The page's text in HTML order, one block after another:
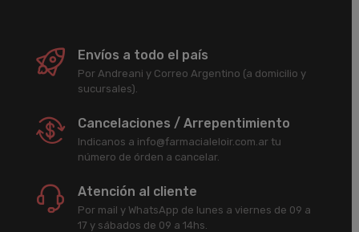
Envíos a todo el país
Por Andreani y Correo Argentino (a domicilio y
sucursales).
Cancelaciones / Arrepentimiento
Indicanos a info@farmacialeloir.com.ar tu
número de órden a cancelar.
Atención al cliente
Por mail y WhatsApp de lunes a viernes de 09 a
17 y sábados de 09 a 14hs.